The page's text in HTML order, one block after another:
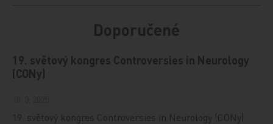
Doporučené
19. světový kongres Controversies in Neurology
(CONy)
19. světový kongres Controversies in Neurology (CONy)